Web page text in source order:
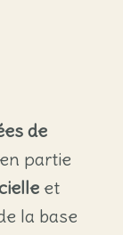
de
partie
et
la base